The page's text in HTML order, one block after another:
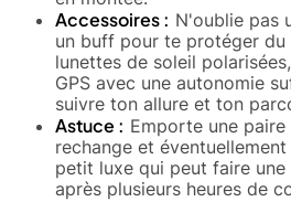
Accessoires : N'oublie pas
un buff pour te protéger du
lunettes de soleil
GPS avec une autonomie
suivre ton allure et ton
Astuce : Emporte une
rechange et
petit luxe qui peut faire
après plusieurs heures de